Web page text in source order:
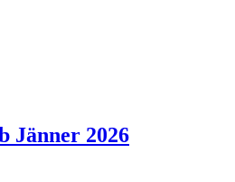
Jänner 2026